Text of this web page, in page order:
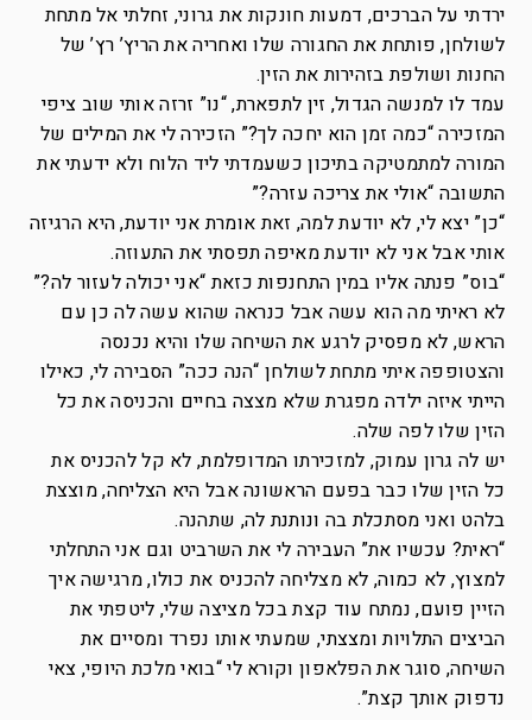
ירדתי על הברכים, דמעות חונקות את גרוני, זחלתי אל מתחת
לשולחן, פותחת את החגורה שלו ואחריה את הריץ’ רץ’ של
החנות ושולפת בזהירות את הזין.
עמד לו למנשה הגדול, זין לתפארת, “נו” זרזה אותי שוב ציפי
המזכירה “כמה זמן הוא יחכה לך?” הזכירה לי את המילים של
המורה למתמטיקה בתיכון כשעמדתי ליד הלוח ולא ידעתי את
התשובה “אולי את צריכה עזרה?”
“כן” יצא לי, לא יודעת למה, זאת אומרת אני יודעת, היא הרגיזה
אותי אבל אני לא יודעת מאיפה תפסתי את התעוזה.
“בוס” פנתה אליו במין התחנפות כזאת “אני יכולה לעזור לה?”
לא ראיתי מה הוא עשה אבל כנראה שהוא עשה לה כן עם
הראש, לא מפסיק לרגע את השיחה שלו והיא נכנסה
והצטופפה איתי מתחת לשולחן “הנה ככה” הסבירה לי, כאילו
הייתי איזה ילדה מפגרת שלא מצצה בחיים והכניסה את כל
הזין שלו לפה שלה.
יש לה גרון עמוק, למזכירתו המדופלמת, לא קל להכניס את
כל הזין שלו כבר בפעם הראשונה אבל היא הצליחה, מוצצת
בלהט ואני מסתכלת בה ונותנת לה, שתהנה.
“ראית? עכשיו את” העבירה לי את השרביט וגם אני התחלתי
למצוץ, לא כמוה, לא מצליחה להכניס את כולו, מרגישה איך
הזיין פועם, נמתח עוד קצת בכל מציצה שלי, ליטפתי את
הביצים התלויות ומצצתי, שמעתי אותו נפרד ומסיים את
השיחה, סוגר את הפלאפון וקורא לי “בואי מלכת היופי, צאי
נדפוק אותך קצת”.